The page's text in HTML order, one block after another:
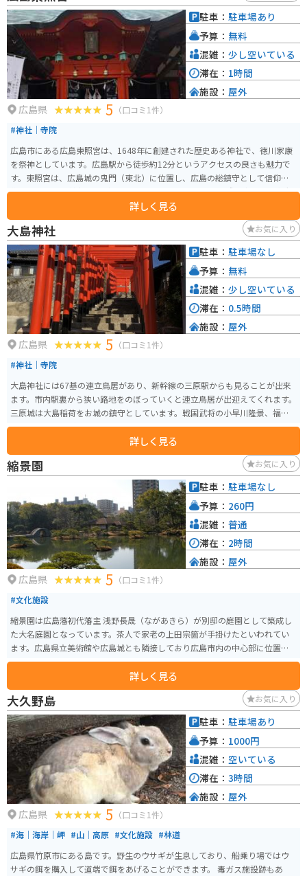
るレストランでは、地元産の食材をふんだんに使った料理を楽しむことがで
きます。おすすめは、世羅高原豚を使用したカツ丼や、新鮮な野菜がたっぷ
り入ったラーメンです。 バイクで訪れる場合、道の駅 世羅は駐車場が広く、
休憩場所としても最適です。ツーリングの途中で立ち寄って、地元のグルメや
景色を楽しんでみてはいかがでしょうか。
広島県 5 （口コミ1件）
#神社｜寺院
広島市にある広島東照宮は、1648年に創建された歴史ある神社で、徳川家康
を祭神としています。広島駅から徒歩約12分というアクセスの良さも魅力で
す。東照宮は、広島城の鬼門（東北）に位置し、広島の総鎮守として信仰を
集めています。 神社の見どころの一つは、被爆建物として残る唐門や手水舎
などで、これらは広島市の重要文化財に指定されています。特に唐門は江戸
時代初期の建築様式を今に伝える貴重な建造物です。広島東照宮は、厄除招
福、病気平癒、安産や子育てなどのご利益があるとされ、多くの参拝者が訪
れます。また、初宮詣や七五三などの行事も行われており、地域の人々に親
しまれています。
詳しく見る
駐車： 駐車場あり
予算： 無料
混雑： 少し空いている
滞在： 1時間
施設： 屋外
大島神社 お気に入り
広島県 5 （口コミ1件）
#神社｜寺院
大島神社には67基の連立鳥居があり、新幹線の三原駅からも見ることが出来
ます。市内駅裏から狭い路地をのぼっていくと連立鳥居が出迎えてくれます。
三原城は大島稲荷をお城の鎮守としています。戦国武将の小早川隆景、福島
正則とも関わりがあります。連立鳥居はインスタ映えスポットとして話題に
詳しく見る
駐車： 駐車場なし
予算： 無料
混雑： 少し空いている
滞在： 0.5時間
施設： 屋外
縮景園 お気に入り
広島県 5 （口コミ1件）
#文化施設
縮景園は広島藩初代藩主 浅野長晟（ながあきら）が別邸の庭園として築成し
た大名庭園となっています。茶人で家老の上田宗箇が手掛けたといわれてい
ます。広島県立美術館や広島城とも隣接しており広島市内の中心部に位置し
ます。そのためアクセスは良いです。
詳しく見る
駐車： 駐車場なし
予算： 260円
混雑： 普通
滞在： 2時間
施設： 屋外
大久野島 お気に入り
広島県 5 （口コミ1件）
#海｜海岸｜岬 #山｜高原 #文化施設 #林道
広島県竹原市にある島です。野生のウサギが生息しており、船乗り場ではウ
サギの餌を購入して道端で餌をあげることができます。 毒ガス施設跡もあ
駐車： 駐車場あり
予算： 1000円
混雑： 空いている
滞在： 3時間
施設： 屋外